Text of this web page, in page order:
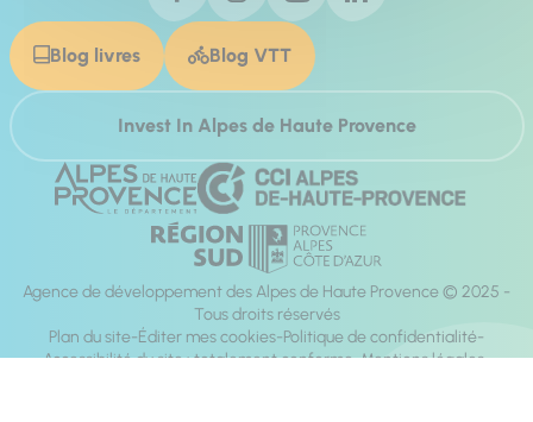
Blog livres Blog VTT
Invest In Alpes de Haute Provence
Agence de développement des Alpes de Haute Provence © 2025 -
Tous droits réservés
Plan du site Éditer mes cookies Politique de confidentialité
Accessibilité du site : totalement conforme Mentions légales